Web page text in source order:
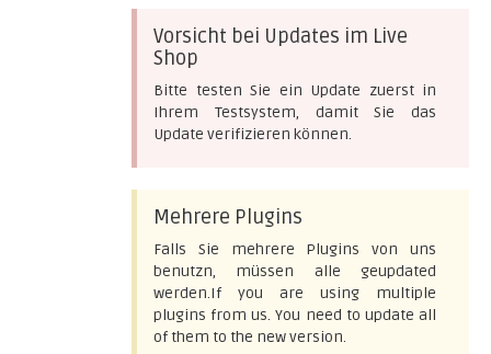
Vorsicht bei Updates im Live
Shop
Bitte testen Sie ein Update zuerst in
Ihrem Testsystem, damit Sie das
Update verifizieren können.
Mehrere Plugins
Falls Sie mehrere Plugins von uns
benutzn, müssen alle geupdated
werden.If you are using multiple
plugins from us. You need to update all
of them to the new version.